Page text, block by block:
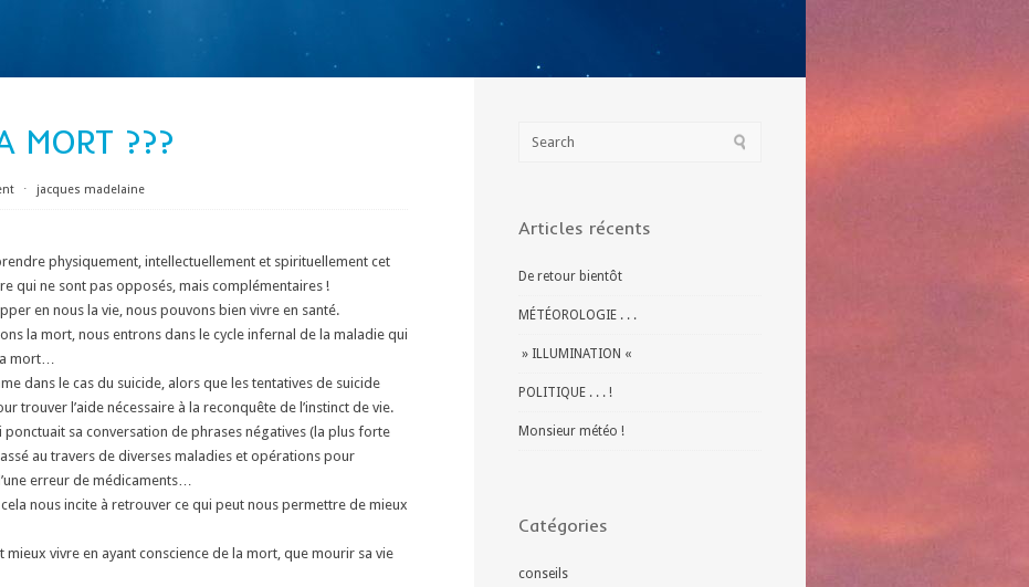
MORT ???
⋅ jacques madelaine
physiquement, intellectuellement et spirituellement cet
qui ne sont pas opposés, mais complémentaires !
en nous la vie, nous pouvons bien vivre en santé.
la mort, nous entrons dans le cycle infernal de la maladie qui
mort…
dans le cas du suicide, alors que les tentatives de suicide
trouver l’aide nécessaire à la reconquête de l’instinct de vie.
ponctuait sa conversation de phrases négatives (la plus forte
au travers de diverses maladies et opérations pour
erreur de médicaments…
nous incite à retrouver ce qui peut nous permettre de mieux
vivre en ayant conscience de la mort, que mourir sa vie
Articles récents
De retour bientôt
MÉTÉOROLOGIE . . .
» ILLUMINATION «
POLITIQUE . . . !
Monsieur météo !
Catégories
conseils